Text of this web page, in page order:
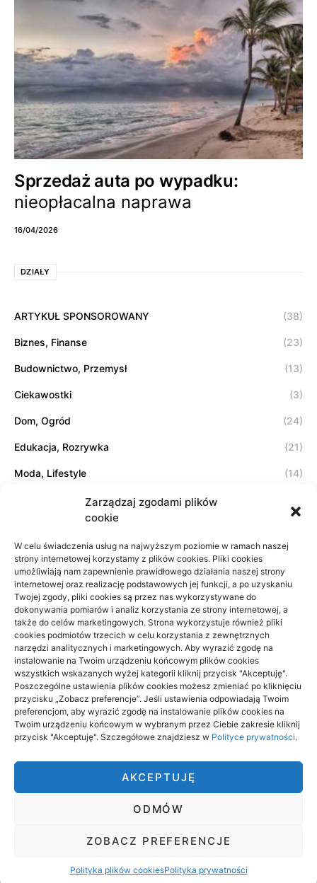
Zarządzaj zgodami plików
cookie
W celu świadczenia usług na najwyższym poziomie w ramach naszej
strony internetowej korzystamy z plików cookies. Pliki cookies
umożliwiają nam zapewnienie prawidłowego działania naszej strony
internetowej oraz realizację podstawowych jej funkcji, a po uzyskaniu
Twojej zgody, pliki cookies są przez nas wykorzystywane do
dokonywania pomiarów i analiz korzystania ze strony internetowej, a
także do celów marketingowych. Strona wykorzystuje również pliki
cookies podmiotów trzecich w celu korzystania z zewnętrznych
narzędzi analitycznych i marketingowych. Aby wyrazić zgodę na
instalowanie na Twoim urządzeniu końcowym plików cookies
wszystkich wskazanych wyżej kategorii kliknij przycisk "Akceptuję".
Poszczególne ustawienia plików cookies możesz zmieniać po kliknięciu
przycisku „Zobacz preferencje”. Jeśli ustawienia odpowiadają Twoim
preferencjom, aby wyrazić zgodę na instalowanie plików cookies na
Twoim urządzeniu końcowym w wybranym przez Ciebie zakresie kliknij
przycisk "Akceptuję". Szczegółowe znajdziesz w Polityce prywatności.
AKCEPTUJĘ
ODMÓW
ZOBACZ PREFERENCJE
Polityka plików cookiesPolityka prywatności
Sprzedaż auta po wypadku:
nieopłacalna naprawa
16/04/2026
DZIAŁY
ARTYKUŁ SPONSOROWANY (38)
Biznes, Finanse (23)
Budownictwo, Przemysł (13)
Ciekawostki (3)
Dom, Ogród (24)
Edukacja, Rozrywka (21)
Moda, Lifestyle (14)
Sport, Turystyka
Usługi (20)
Zdrowie, Medycyna
Projekty domów Rzeszów
wizytówki nap
AnimaArt.edu.pl - Wszelkie prawa zastrzeżone
Polityka prywatności Polityka plików cookies (EU)